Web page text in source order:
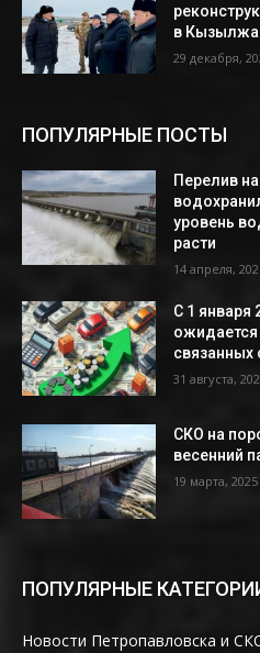
в
29 декабря,
ПОПУЛЯРНЫЕ ПОСТЫ
Перелив
уровень
расти
14 апреля,
С 1 января
ожидается
31 августа,
СКО на
весенний
19 марта, 2025
ПОПУЛЯРНЫЕ
Новости Петропавловска и